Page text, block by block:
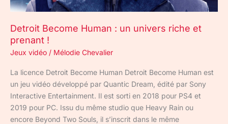
Detroit Become Human : un univers riche et
prenant !
Jeux vidéo / Mélodie Chevalier
La licence Detroit Become Human Detroit Become Human est
un jeu vidéo développé par Quantic Dream, édité par Sony
Interactive Entertainment. Il est sorti en 2018 pour PS4 et
2019 pour PC. Issu du même studio que Heavy Rain ou
encore Beyond Two Souls, il s’inscrit dans le même
!